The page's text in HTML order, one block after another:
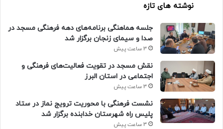
نوشته های تازه
جلسه هماهنگی برنامه‌های دهه فرهنگی مسجد در
صدا و سیمای زنجان برگزار شد
3 ساعت پیش
نقش مسجد در تقویت فعالیت‌های فرهنگی و
اجتماعی در استان البرز
3 ساعت پیش
نشست فرهنگی با محوریت ترویج نماز در ستاد
پلیس راه شهرستان خدابنده برگزار شد
3 ساعت پیش